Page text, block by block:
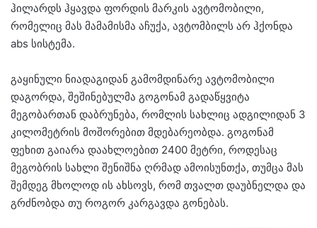
ჰილარდს ჰყავდა ფორდის მარკის ავტომობილი,
რომელიც მას მამამისმა აჩუქა, ავტომბილს არ ჰქონდა
abs სისტემა.
გაყინული ნიადაგიდან გამომდინარე ავტომობილი
დაგორდა, შეშინებულმა გოგონამ გადაწყვიტა
მეგობართან დაბრუნება, რომლის სახლიც ადგილიდან 3
კილომეტრის მოშორებით მდებარეობდა. გოგონამ
ფეხით გაიარა დაახლოებით 2400 მეტრი, როდესაც
მეგობრის სახლი შენიშნა ღრმად ამოისუნთქა, თუმცა მას
შემდეგ მხოლოდ ის ახსოვს, რომ თვალთ დაუბნელდა და
გრძნობდა თუ როგორ კარგავდა გონებას.